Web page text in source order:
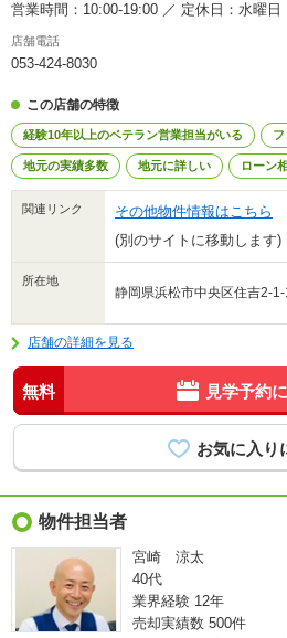
営業時間：10:00-19:00 ／ 定休日：水曜日
店舗電話
053-424-8030
この店舗の特徴
経験10年以上のベテラン営業担当がいる
地元の実績多数 地元に詳しい ローン
関連リンク
その他物件情報はこちら
(別のサイトに移動します)
所在地
静岡県浜松市中央区住吉2-1-
店舗の詳細を見る
無料 見学予約
物件担当者
宮崎 涼太
40代
業界経験 12年
売却実績数 500件